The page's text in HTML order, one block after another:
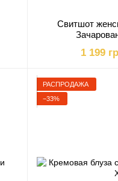
Свитшот
1 199
РАСПРОДАЖА
−33%